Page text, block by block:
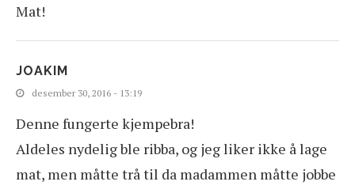
Mat!
JOAKIM
desember 30, 2016 - 13:19
Denne fungerte kjempebra!
Aldeles nydelig ble ribba, og jeg liker ikke å lage
mat, men måtte trå til da madammen måtte jobbe